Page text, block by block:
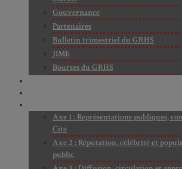
Gouvernance
Partenaires
Bulletin trimestriel du GRHS
JIME
Bourses du GRHS
Axe 1 : Représentations publiques,
Cité
Axe 2 : Réputation, célébrité et
public